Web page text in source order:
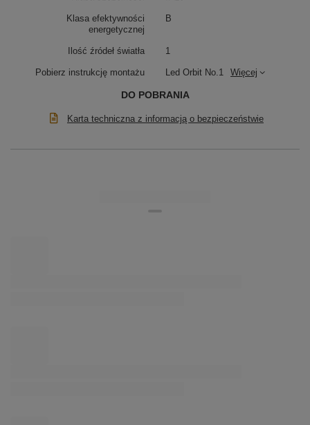
Klasa efektywności
energetycznej
B
Ilość źródeł światła 1
Pobierz instrukcję montażu Led Orbit No.1 Więcej
DO POBRANIA
Karta techniczna z informacją o bezpieczeństwie